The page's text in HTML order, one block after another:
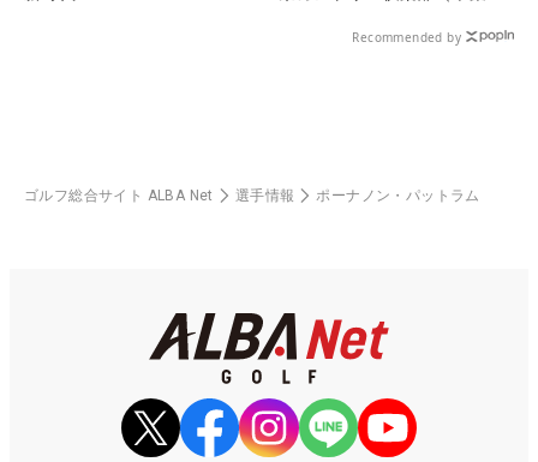
Recommended by
ゴルフ総合サイト ALBA Net 選手情報 ポーナノン・パットラム